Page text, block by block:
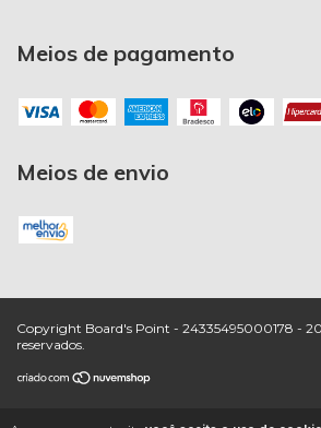
Meios de pagamento
Meios de envio
Copyright Board's Point - 24335495000178 -
reservados.